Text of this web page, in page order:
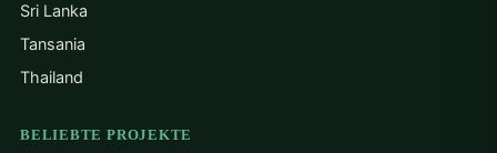
Sri Lanka
Tansania
Thailand
BELIEBTE PROJEKTE